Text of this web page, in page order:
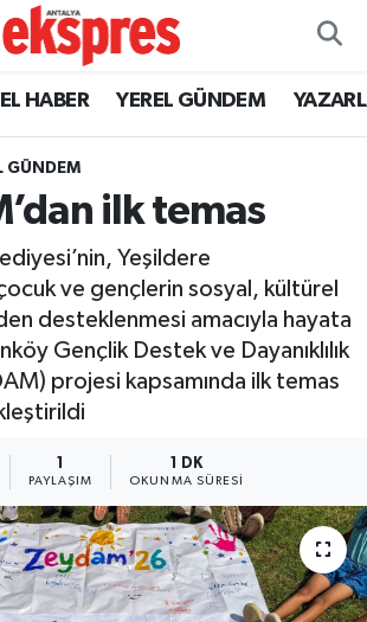
HABER YEREL GÜNDEM
GÜNDEM
ilk temas
Yeşildere
ve gençlerin sosyal, kültürel
desteklenmesi amacıyla hayata
Gençlik Destek ve Dayanıklılık
projesi kapsamında ilk temas
1
PAYLAŞIM
1 DK
OKUNMA SÜRESI
Durumu ve Fikstür
Haberleri